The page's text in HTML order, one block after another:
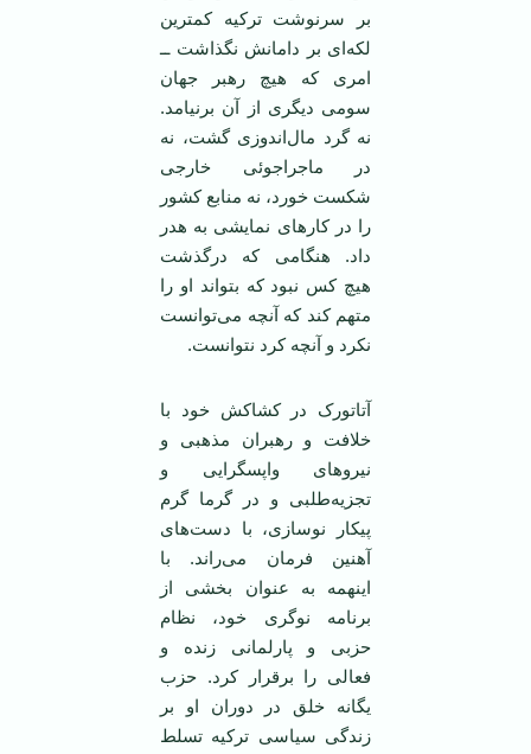
بر سرنوشت ترکیه کمترین
لکه‌ای بر دامانش نگذاشت ــ
امری که هیچ رهبر جهان
سومی دیگری از آن برنیامد.
نه گرد مال‌اندوزی گشت، نه
در ماجراجوئی خارجی
شکست خورد، نه منابع کشور
را در کارهای نمایشی به هدر
داد. هنگامی که درگذشت
هیچ کس نبود که بتواند او را
متهم کند که آنچه می‌توانست
نکرد و آنچه کرد نتوانست.
آتاتورک در کشاکش خود با
خلافت و رهبران مذهبی و
نیروهای واپسگرایی و
تجزیه‌طلبی و در گرما گرم
پیکار نوسازی، با دست‌های
آهنین فرمان می‌راند. با
اینهمه به عنوان بخشی از
برنامه نوگری خود، نظام
حزبی و پارلمانی زنده و
فعالی را برقرار کرد. حزب
یگانه خلق در دوران او بر
زندگی سیاسی ترکیه تسلط